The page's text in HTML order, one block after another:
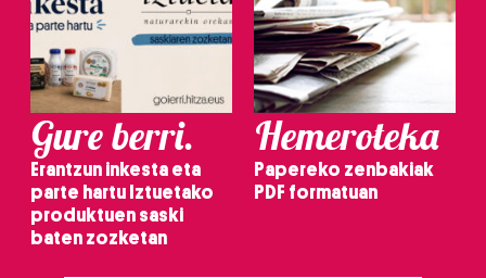
Gure berri.
Erantzun inkesta eta
parte hartu Iztuetako
produktuen saski
baten zozketan
Hemeroteka
Papereko zenbakiak
PDF formatuan